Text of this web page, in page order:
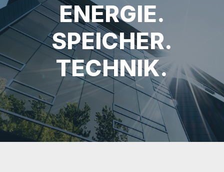
ENERGIE.
SPEICHER.
TECHNIK.